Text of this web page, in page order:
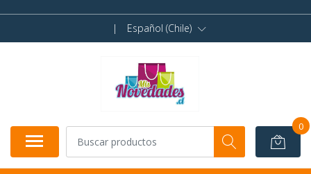
| Español (Chile)
0